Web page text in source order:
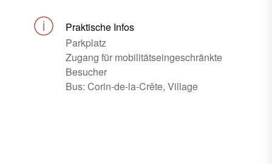
Praktische Infos
Parkplatz
Zugang für mobilitätseingeschränkte
Besucher
Bus: Corin-de-la-Crête, Village